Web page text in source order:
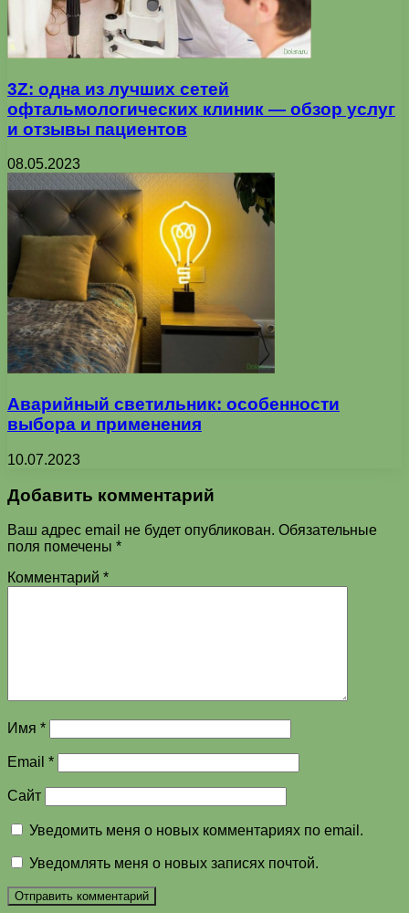
3Z: одна из лучших сетей
офтальмологических клиник — обзор услуг
и отзывы пациентов
08.05.2023
Аварийный светильник: особенности
выбора и применения
10.07.2023
Добавить комментарий
Ваш адрес email не будет опубликован. Обязательные
поля помечены *
Комментарий *
Имя *
Email *
Сайт
Уведомить меня о новых комментариях по email.
Уведомлять меня о новых записях почтой.